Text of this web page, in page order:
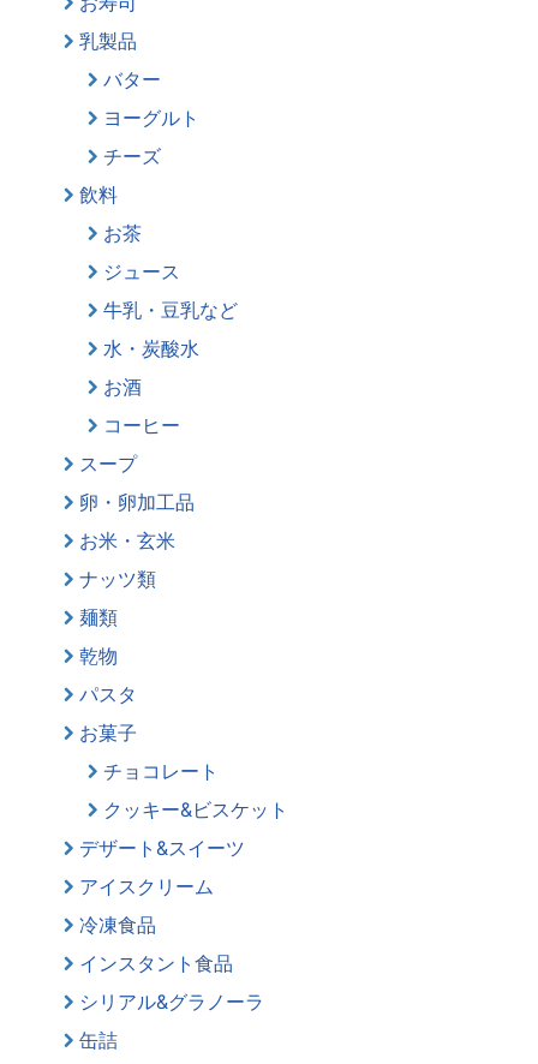
乳製品
バター
ヨーグルト
チーズ
飲料
お茶
ジュース
牛乳・豆乳など
水・炭酸水
お酒
コーヒー
スープ
卵・卵加工品
お米・玄米
ナッツ類
麺類
乾物
パスタ
お菓子
チョコレート
クッキー&ビスケット
デザート&スイーツ
アイスクリーム
冷凍食品
インスタント食品
シリアル&グラノーラ
缶詰